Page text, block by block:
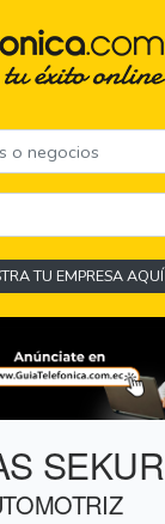
TU EMPRESA AQUÍ